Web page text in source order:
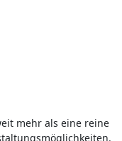
mehr als eine reine